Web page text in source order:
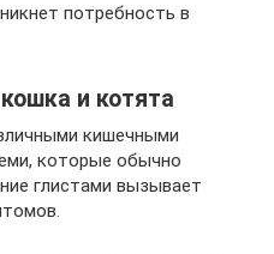
потребность в
и котята
кишечными
которые обычно
глистами вызывает